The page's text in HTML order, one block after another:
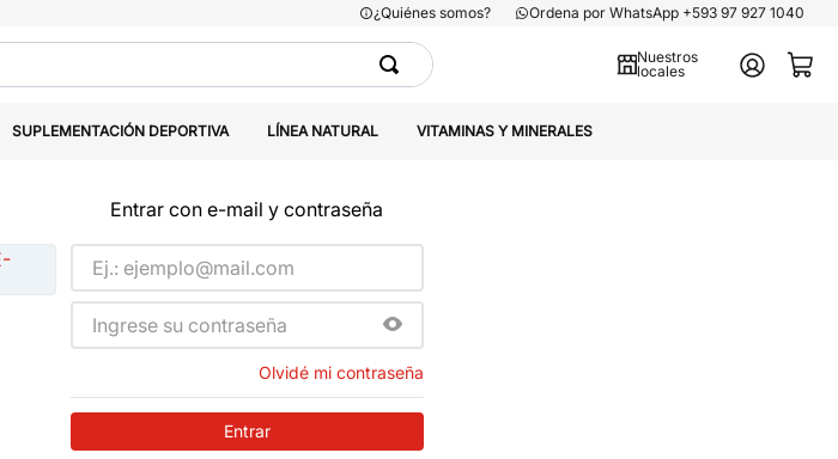
¿Quiénes somos? Ordena por WhatsApp +593 97 927 1040
Nuestros
locales
SUPLEMENTACIÓN DEPORTIVA LÍNEA NATURAL VITAMINAS Y MINERALES
Entrar con e-mail y contraseña
Olvidé mi contraseña
Entrar